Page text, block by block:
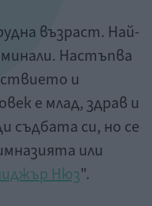
възраст. Най-
Настъпва
и
е млад, здрав и
съдбата си, но се
или
Нюз".